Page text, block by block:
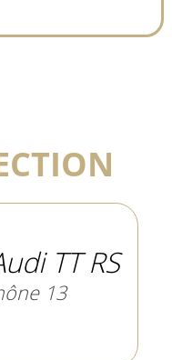
TT RS
13